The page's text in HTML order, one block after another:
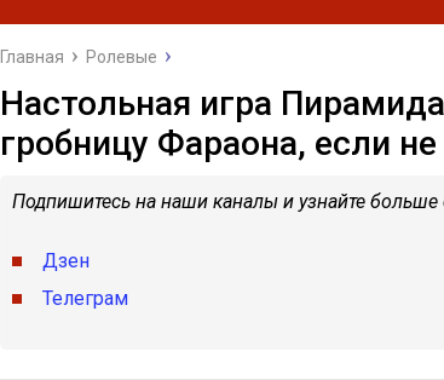
Главная Ролевые
Настольная игра
гробницу Фараона, если
Подпишитесь на наши каналы и узнайте больше
Дзен
Телеграм